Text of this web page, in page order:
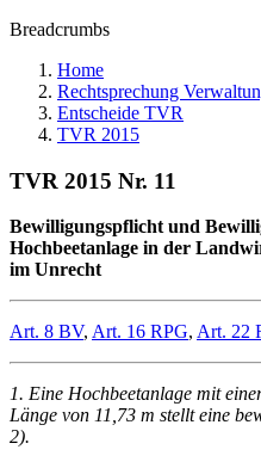
Breadcrumbs
Home
Rechtsprechung
Entscheide TVR
TVR 2015
TVR 2015 Nr. 11
Bewilligungspflicht und
Hochbeetanlage in der
im Unrecht
Art. 8 BV, Art. 16 RPG, Art. 22
1. Eine Hochbeetanlage mit
Länge von 11,73 m stellt eine
2).